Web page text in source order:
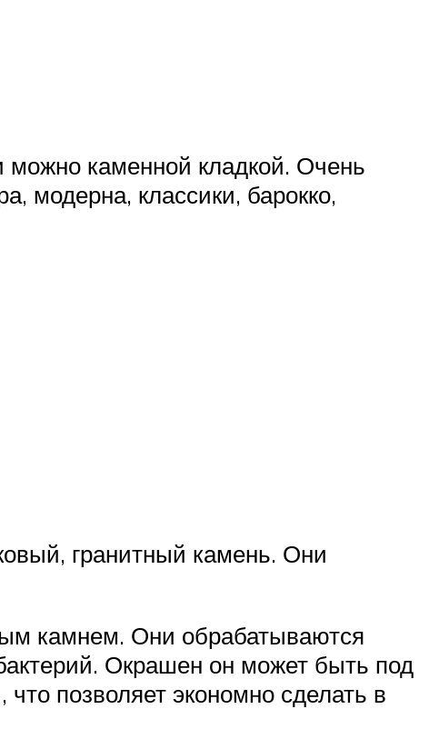
можно каменной кладкой. Очень
модерна, классики, барокко,
гранитный камень. Они
камнем. Они обрабатываются
Окрашен он может быть под
позволяет экономно сделать в